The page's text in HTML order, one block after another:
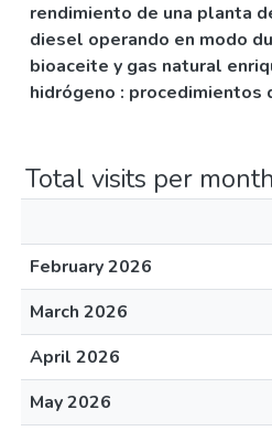
rendimiento de una planta
diesel operando en modo
bioaceite y gas natural
hidrógeno : procedimientos
Total visits per month
February 2026
March 2026
April 2026
May 2026